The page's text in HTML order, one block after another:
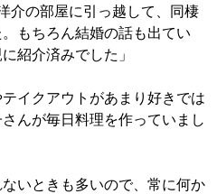
介の部屋に引っ越して、同棲
もちろん結婚の話も出てい
紹介済みでした」
イクアウトがあまり好きでは
んが毎日料理を作っていまし
ないときも多いので、常に何か